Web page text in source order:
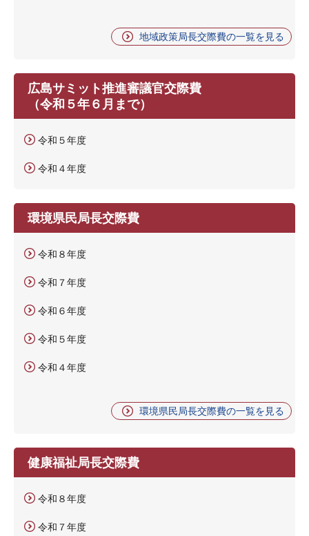
地域政策局長交際費の一覧を見る
広島サミット推進審議官交際費
（令和５年６月まで）
令和５年度
令和４年度
環境県民局長交際費
令和８年度
令和７年度
令和６年度
令和５年度
令和４年度
環境県民局長交際費の一覧を見る
健康福祉局長交際費
令和８年度
令和７年度